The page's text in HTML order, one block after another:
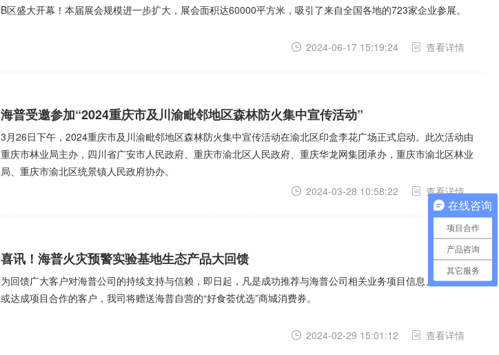
B区盛大开幕！本届展会规模进一步扩大，展会面积达60000平方米，吸引了来自全国各地的723家企业参展。
2024-06-17 15:19:24 查看详情
海普受邀参加“2024重庆市及川渝毗邻地区森林防火集中宣传活动”
3月26日下午，2024重庆市及川渝毗邻地区森林防火集中宣传活动在渝北区印盒李花广场正式启动。此次活动由
重庆市林业局主办，四川省广安市人民政府、重庆市渝北区人民政府、重庆华龙网集团承办，重庆市渝北区林业
局、重庆市渝北区统景镇人民政府协办。
2024-03-28 10:58:22
查看详情
喜讯！海普火灾预警实验基地生态产品大回馈
为回馈广大客户对海普公司的持续支持与信赖，即日起，凡是成功推荐与海普公司相关业务项目信息、购买产品
或达成项目合作的客户，我司将赠送海普自营的“好食荟优选”商城消费券。
2024-02-29 15:01:12 查看详情
在线咨询
项目合作
产品咨询
其它服务